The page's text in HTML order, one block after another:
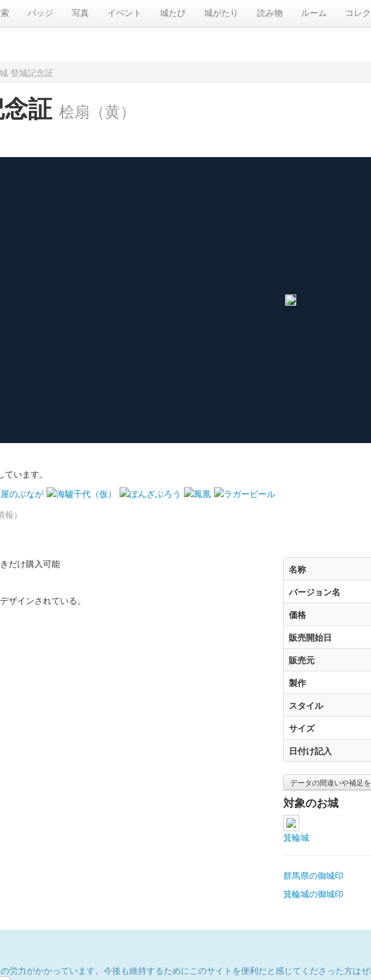
バッジ 写真 イベント 城たび 城がたり 読み物 ルーム コレ
登城記念証
証 桧扇（黄）
います。
）
だけ購入可能
ザインされている。
名称
バージョン名
価格
販売開始日
販売元
製作
スタイル
サイズ
日付け記入
データの間違いや補足
対象のお城
箕輪城
群馬県の御城印
箕輪城の御城印
労力がかかっています。今後も維持するためにこのサイトを便利だと感じてくださった方は